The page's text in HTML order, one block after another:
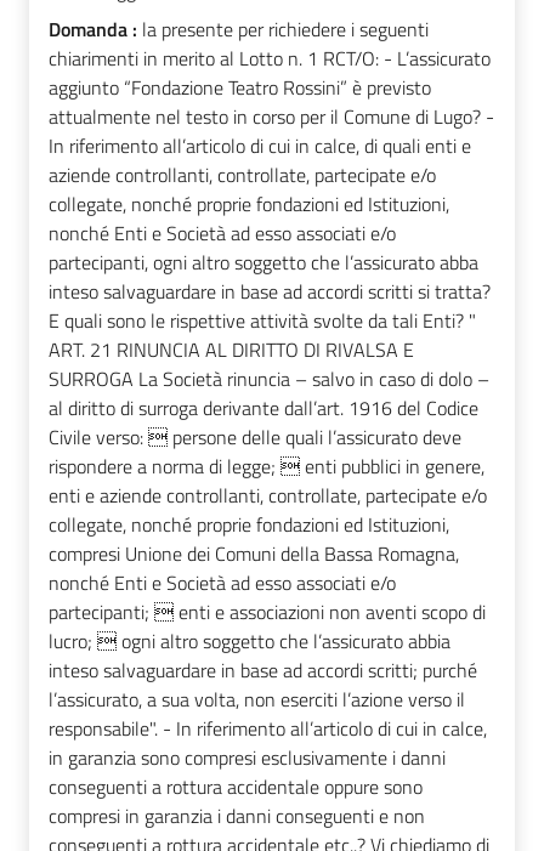
Domanda : la presente per richiedere i seguenti
chiarimenti in merito al Lotto n. 1 RCT/O: - L’assicurato
aggiunto “Fondazione Teatro Rossini” è previsto
attualmente nel testo in corso per il Comune di Lugo? -
In riferimento all’articolo di cui in calce, di quali enti e
aziende controllanti, controllate, partecipate e/o
collegate, nonché proprie fondazioni ed Istituzioni,
nonché Enti e Società ad esso associati e/o
partecipanti, ogni altro soggetto che l’assicurato abba
inteso salvaguardare in base ad accordi scritti si tratta?
E quali sono le rispettive attività svolte da tali Enti? "
ART. 21 RINUNCIA AL DIRITTO DI RIVALSA E
SURROGA La Società rinuncia – salvo in caso di dolo –
al diritto di surroga derivante dall’art. 1916 del Codice
Civile verso:  persone delle quali l’assicurato deve
rispondere a norma di legge;  enti pubblici in genere,
enti e aziende controllanti, controllate, partecipate e/o
collegate, nonché proprie fondazioni ed Istituzioni,
compresi Unione dei Comuni della Bassa Romagna,
nonché Enti e Società ad esso associati e/o
partecipanti;  enti e associazioni non aventi scopo di
lucro;  ogni altro soggetto che l’assicurato abbia
inteso salvaguardare in base ad accordi scritti; purché
l’assicurato, a sua volta, non eserciti l’azione verso il
responsabile". - In riferimento all’articolo di cui in calce,
in garanzia sono compresi esclusivamente i danni
conseguenti a rottura accidentale oppure sono
compresi in garanzia i danni conseguenti e non
conseguenti a rottura accidentale etc..? Vi chiediamo di